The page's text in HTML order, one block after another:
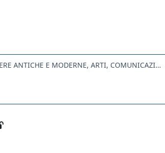
LE07 - LETTERE ANTICHE E MODERNE, ARTI, COMUNICAZIONE